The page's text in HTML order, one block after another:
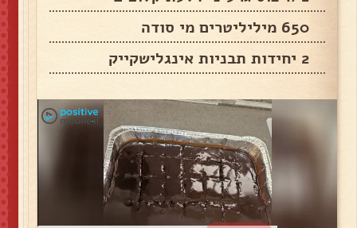
650 מיליליטרים מי סודה
2 יחידות תבניות אינגלישקייק